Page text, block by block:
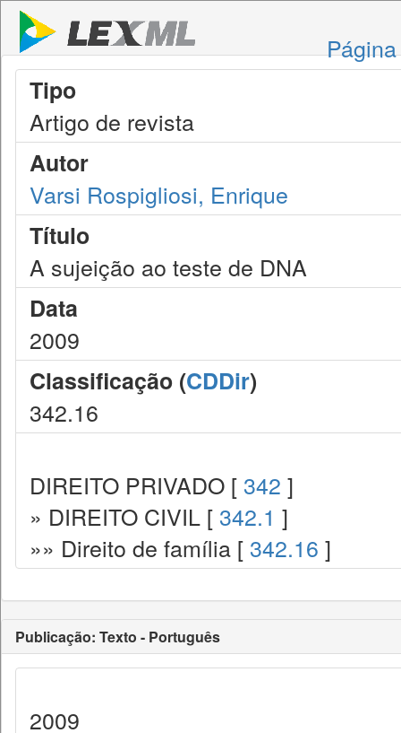
Tipo
Artigo de revista
Autor
Varsi Rospigliosi, Enrique
Título
A sujeição ao teste de DNA
Data
2009
Classificação (CDDir)
342.16
DIREITO PRIVADO [ 342 ]
» DIREITO CIVIL [ 342.1 ]
»» Direito de família [ 342.16 ]
Publicação: Texto - Português
2009